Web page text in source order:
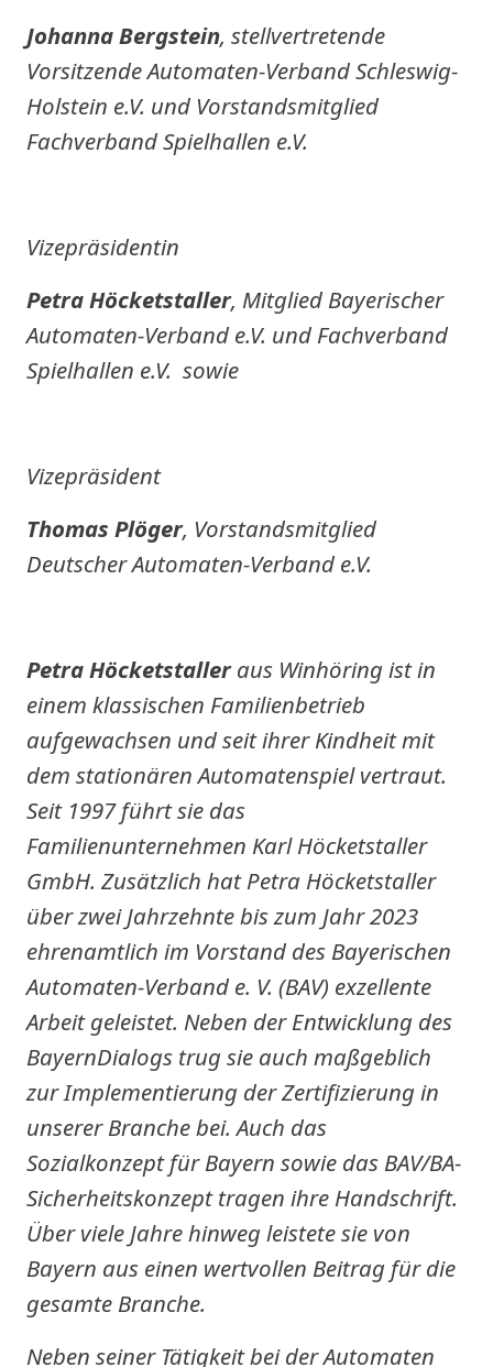
Johanna Bergstein, stellvertretende
Vorsitzende Automaten-Verband Schleswig-
Holstein e.V. und Vorstandsmitglied
Fachverband Spielhallen e.V.
Vizepräsidentin
Petra Höcketstaller, Mitglied Bayerischer
Automaten-Verband e.V. und Fachverband
Spielhallen e.V. sowie
Vizepräsident
Thomas Plöger, Vorstandsmitglied
Deutscher Automaten-Verband e.V.
Petra Höcketstalleraus Winhöring ist in
einem klassischen Familienbetrieb
aufgewachsen und seit ihrer Kindheit mit
dem stationären Automatenspiel vertraut.
Seit 1997 führt sie das
Familienunternehmen Karl Höcketstaller
GmbH. Zusätzlich hat Petra Höcketstaller
über zwei Jahrzehnte bis zum Jahr 2023
ehrenamtlich im Vorstand des Bayerischen
Automaten-Verband e. V. (BAV) exzellente
Arbeit geleistet. Neben der Entwicklung des
BayernDialogs trug sie auch maßgeblich
zur Implementierung der Zertifizierung in
unserer Branche bei. Auch das
Sozialkonzept für Bayern sowie das BAV/BA-
Sicherheitskonzept tragen ihre Handschrift.
Über viele Jahre hinweg leistete sie von
Bayern aus einen wertvollen Beitrag für die
gesamte Branche.
Neben seiner Tätigkeit bei der Automaten